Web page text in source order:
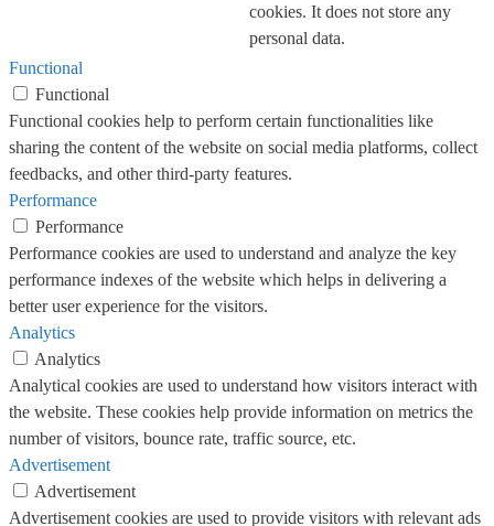
cookies. It does not store any
personal data.
Functional
Functional
Functional cookies help to perform certain functionalities like
sharing the content of the website on social media platforms, collect
feedbacks, and other third-party features.
Performance
Performance
Performance cookies are used to understand and analyze the key
performance indexes of the website which helps in delivering a
better user experience for the visitors.
Analytics
Analytics
Analytical cookies are used to understand how visitors interact with
the website. These cookies help provide information on metrics the
number of visitors, bounce rate, traffic source, etc.
Advertisement
Advertisement
Advertisement cookies are used to provide visitors with relevant ads